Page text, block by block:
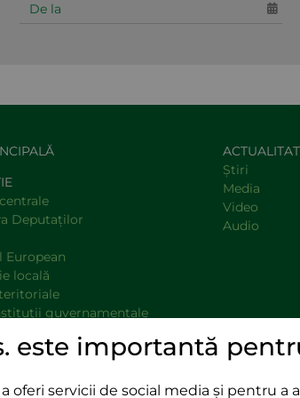
Deputaţilor
European
locală
guvernamentale
Știri
Media
Video
Audio
este importantă
servicii de social media și pentru